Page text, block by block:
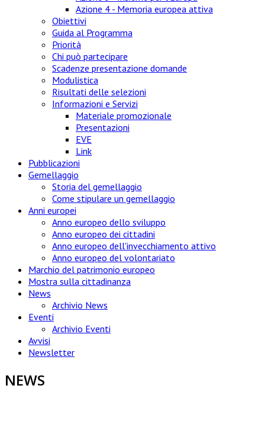
Azione 4 - Memoria europea attiva
Obiettivi
Guida al Programma
Priorità
Chi può partecipare
Scadenze presentazione domande
Modulistica
Risultati delle selezioni
Informazioni e Servizi
Materiale promozionale
Presentazioni
EVE
Link
Pubblicazioni
Gemellaggio
Storia del gemellaggio
Come stipulare un gemellaggio
Anni europei
Anno europeo dello sviluppo
Anno europeo dei cittadini
Anno europeo dell'invecchiamento attivo
Anno europeo del volontariato
Marchio del patrimonio europeo
Mostra sulla cittadinanza
News
Archivio News
Eventi
Archivio Eventi
Avvisi
Newsletter
NEWS